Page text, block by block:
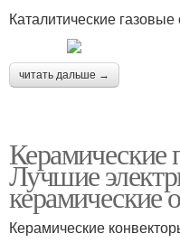
Каталитические газовые
читать дальше →
Керамические
Лучшие
керамические
Керамические